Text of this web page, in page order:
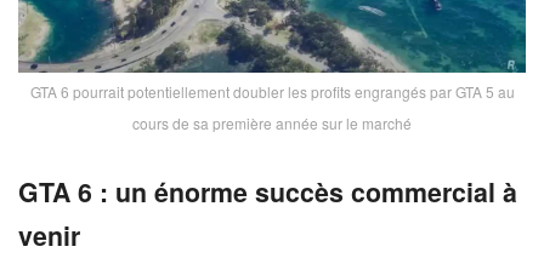
GTA 6 pourrait potentiellement doubler les profits engrangés par GTA 5 au
cours de sa première année sur le marché
GTA 6 : un énorme succès commercial à
venir